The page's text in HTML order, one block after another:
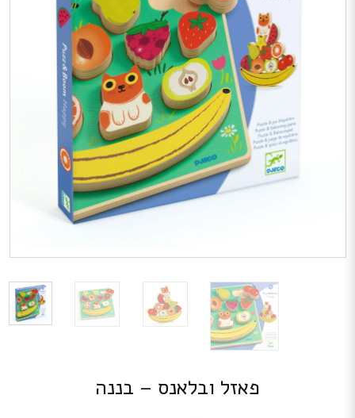
פאזל ובלאנס – בננה